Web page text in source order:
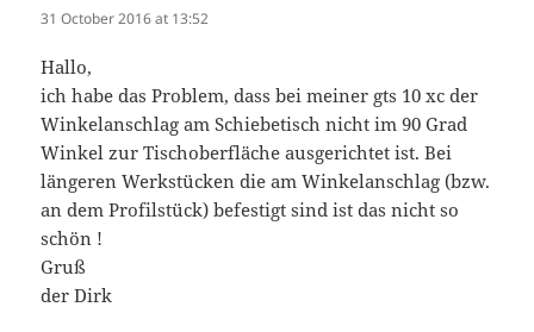
31 October 2016 at 13:52
Hallo,
ich habe das Problem, dass bei meiner gts 10 xc der
Winkelanschlag am Schiebetisch nicht im 90 Grad
Winkel zur Tischoberfläche ausgerichtet ist. Bei
längeren Werkstücken die am Winkelanschlag (bzw.
an dem Profilstück) befestigt sind ist das nicht so
schön !
Gruß
der Dirk